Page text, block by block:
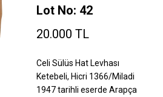
Lot No: 42
20.000 TL
Celi Sülüs Hat Levhası
Ketebeli, Hicri 1366/Miladi
1947 tarihli eserde Arapça